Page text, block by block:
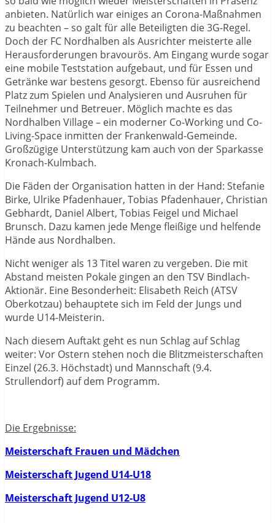
anbieten. Natürlich war einiges an Corona-Maßnahmen
zu beachten – so galt für alle Beteiligten die 3G-Regel.
Doch der FC Nordhalben als Ausrichter meisterte alle
Herausforderungen bravourös. Am Eingang wurde sogar
eine mobile Teststation aufgebaut, und für Essen und
Getränke war bestens gesorgt. Ebenso für ausreichend
Platz zum Spielen und Analysieren und Ausruhen für
Teilnehmer und Betreuer. Möglich machte es das
Nordhalben Village – ein moderner Co-Working und Co-
Living-Space inmitten der Frankenwald-Gemeinde.
Großzügige Unterstützung kam auch von der Sparkasse
Kronach-Kulmbach.
Die Fäden der Organisation hatten in der Hand: Stefanie
Birke, Ulrike Pfadenhauer, Tobias Pfadenhauer, Christian
Gebhardt, Daniel Albert, Tobias Feigel und Michael
Brunsch. Dazu kamen jede Menge fleißige und helfende
Hände aus Nordhalben.
Nicht weniger als 13 Titel waren zu vergeben. Die mit
Abstand meisten Pokale gingen an den TSV Bindlach-
Aktionär. Eine Besonderheit: Elisabeth Reich (ATSV
Oberkotzau) behauptete sich im Feld der Jungs und
wurde U14-Meisterin.
Nach diesem Auftakt geht es nun Schlag auf Schlag
weiter: Vor Ostern stehen noch die Blitzmeisterschaften
Einzel (26.3. Höchstadt) und Mannschaft (9.4.
Strullendorf) auf dem Programm.
Die Ergebnisse:
Meisterschaft Frauen und Mädchen
Meisterschaft Jugend U14-U18
Meisterschaft Jugend U12-U8